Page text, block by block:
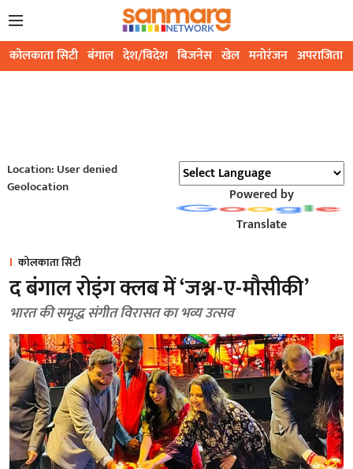
कोलकाता सिटी बंगाल देश/विदेश बिजनेस खेल मनोरंजन अपराजिता
Location: User denied
Geolocation
Powered by
Translate
कोलकाता सिटी
द बंगाल रोइंग क्लब में ‘जश्न-ए-मौसीकी’
भारत की समृद्ध संगीत विरासत का भव्य उत्सव